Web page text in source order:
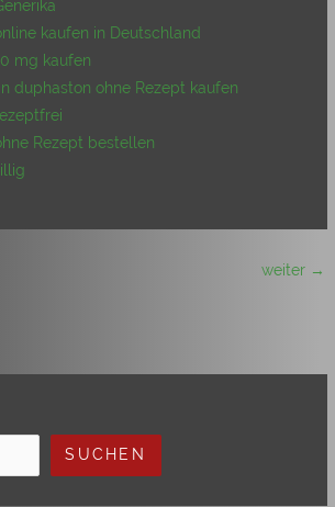
kaufen in Deutschland
mg kaufen
duphaston ohne Rezept kaufen
Rezept bestellen
weiter →
SUCHEN